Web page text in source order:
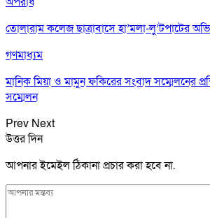
তোলারাম কলেজ ছাত্রাবাসে হা’মলা-লু’টপাটের
গণমাধ্যম
মানিক মিয়া ও মামুন ফকিরের সংবাদ সম্মেলনের
সম্মেলন
Prev Next
উত্তর দিন
আপনার ইমেইল ঠিকানা প্রচার করা হবে না.